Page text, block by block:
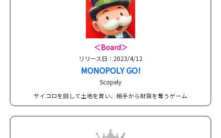
＜Board＞
リリース日：2023/4/12
MONOPOLY GO!
Scopely
サイコロを回して土地を買い、相手から財貨を奪うゲーム